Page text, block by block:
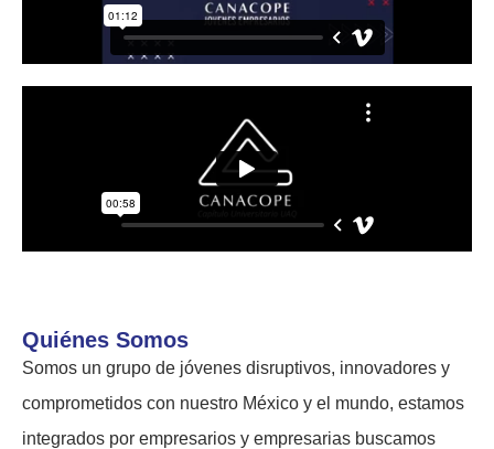
Quiénes Somos
Somos un grupo de jóvenes disruptivos, innovadores y
comprometidos con nuestro México y el mundo, estamos
integrados por empresarios y empresarias buscamos